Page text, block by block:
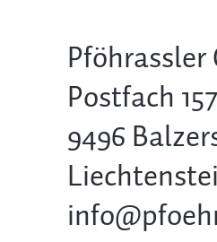
Postfach 157
9496